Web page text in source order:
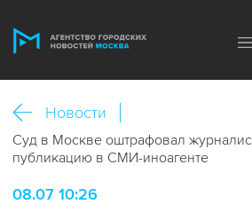
Новости
Суд в Москве оштрафовал
публикацию в СМИ-иноагенте
08.07 10:26